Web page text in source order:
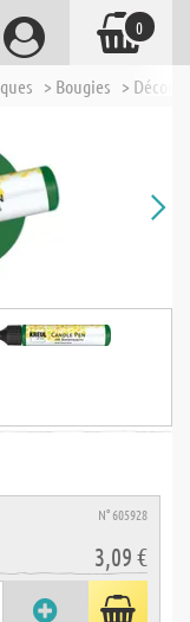
> Bougies >
N° 605928
3,09 €
0